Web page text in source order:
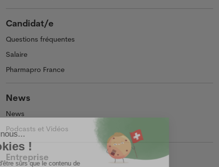
Candidat/e
Questions fréquentes
Salaire
Pharmapro France
News
News
Podcasts et Vidéos
Entreprise